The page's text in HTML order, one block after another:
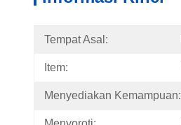
Tempat Asal:
Item:
Menyediakan Kemampuan: